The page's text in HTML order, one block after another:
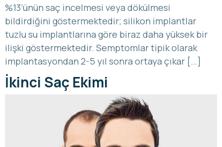
%13’ünün saç incelmesi veya dökülmesi
bildirdiğini göstermektedir; silikon implantlar
tuzlu su implantlarına göre biraz daha yüksek bir
ilişki göstermektedir. Semptomlar tipik olarak
implantasyondan 2-5 yıl sonra ortaya çıkar […]
İkinci Saç Ekimi